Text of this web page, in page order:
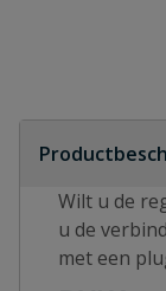
Wilt u de
u de
met een